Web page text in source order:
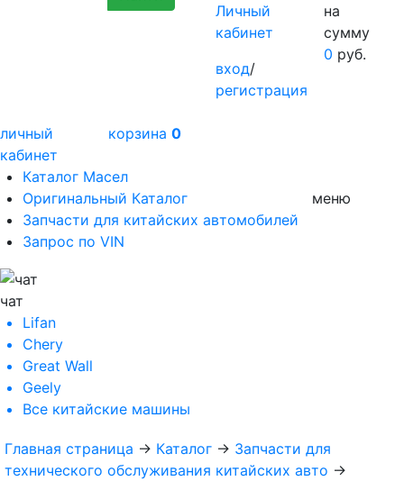
Личный
кабинет
вход/
регистрация
на
сумму
0 руб.
личный
кабинет
корзина 0
Каталог Масел
Оригинальный Каталог
Запчасти для китайских автомобилей
Запрос по VIN
меню
чат
Lifan
Chery
Great Wall
Geely
Все китайские машины
Главная страница → Каталог → Запчасти для
технического обслуживания китайских авто →